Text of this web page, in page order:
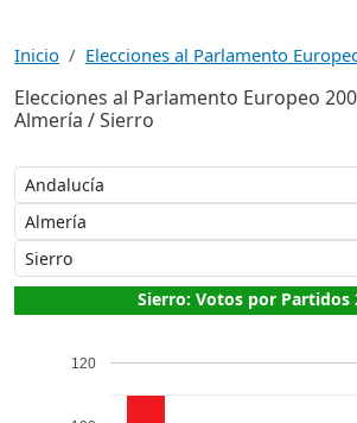
Inicio Elecciones al Parlamento
Elecciones al Parlamento Europeo
Almería / Sierro
Sierro: Votos por Partidos
120